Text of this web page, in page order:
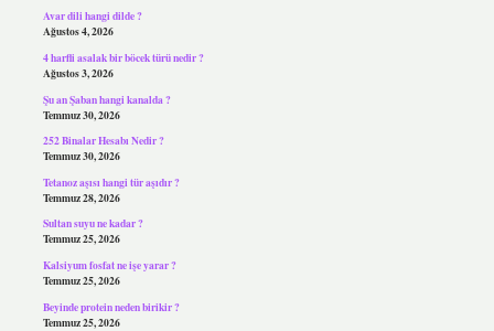
Avar dili hangi dilde ?
Ağustos 4, 2026
4 harfli asalak bir böcek türü nedir ?
Ağustos 3, 2026
Şu an Şaban hangi kanalda ?
Temmuz 30, 2026
252 Binalar Hesabı Nedir ?
Temmuz 30, 2026
Tetanoz aşısı hangi tür aşıdır ?
Temmuz 28, 2026
Sultan suyu ne kadar ?
Temmuz 25, 2026
Kalsiyum fosfat ne işe yarar ?
Temmuz 25, 2026
Beyinde protein neden birikir ?
Temmuz 25, 2026